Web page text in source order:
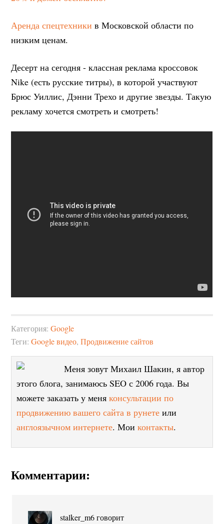
Аренда спецтехники в Московской области по
низким ценам.
Десерт на сегодня - классная реклама кроссовок
Nike (есть русские титры), в которой участвуют
Брюс Уиллис, Дэнни Трехо и другие звезды. Такую
рекламу хочется смотреть и смотреть!
Категория:Google
Теги:Google видео,Продвижение сайтов
Меня зовут Михаил Шакин, я автор
этого блога, занимаюсь SEO с 2006 года. Вы
можете заказать у меняконсультации по
продвижению вашего сайта в рунете или
англоязычном интернете. Моиконтакты.
Комментарии:
stalker_m6 говорит